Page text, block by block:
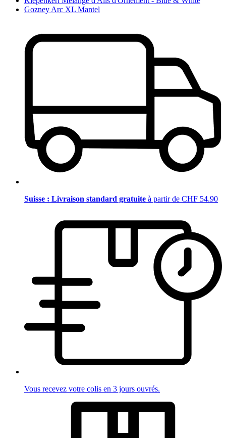
Gozney Arc XL Mantel
Suisse : Livraison standard gratuite à partir de CHF 54.90
Vous recevez votre colis en 3 jours ouvrés.